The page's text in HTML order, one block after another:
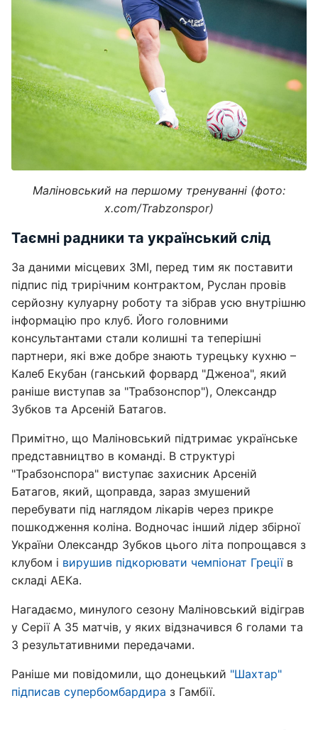
Маліновський на першому тренуванні (фото:
x.com/Trabzonspor)
Таємні радники та український слід
За даними місцевих ЗМІ, перед тим як поставити
підпис під трирічним контрактом, Руслан провів
серйозну кулуарну роботу та зібрав усю внутрішню
інформацію про клуб. Його головними
консультантами стали колишні та теперішні
партнери, які вже добре знають турецьку кухню –
Калеб Екубан (ганський форвард "Дженоа", який
раніше виступав за "Трабзонспор"), Олександр
Зубков та Арсеній Батагов.
Примітно, що Маліновський підтримає українське
представництво в команді. В структурі
"Трабзонспора" виступає захисник Арсеній
Батагов, який, щоправда, зараз змушений
перебувати під наглядом лікарів через прикре
пошкодження коліна. Водночас інший лідер збірної
України Олександр Зубков цього літа попрощався з
клубом і вирушив підкорювати чемпіонат Греціїв
складі АЕКа.
Нагадаємо, минулого сезону Маліновський відіграв
у Серії А 35 матчів, у яких відзначився 6 голами та
3 результативними передачами.
Раніше ми повідомили, що донецький "Шахтар"
підписав супербомбардира з Гамбії.